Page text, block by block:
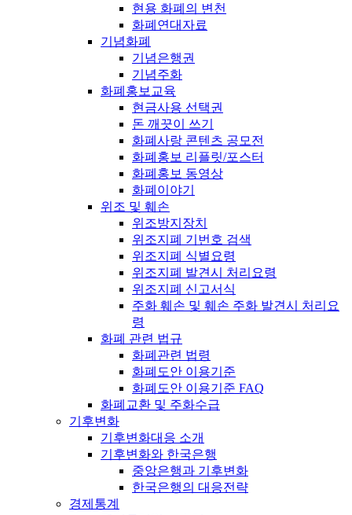
현용 화폐의 변천
화폐연대자료
기념화폐
기념은행권
기념주화
화폐홍보교육
현금사용 선택권
돈 깨끗이 쓰기
화폐사랑 콘텐츠 공모전
화폐홍보 리플릿/포스터
화폐홍보 동영상
화폐이야기
위조 및 훼손
위조방지장치
위조지폐 기번호 검색
위조지폐 식별요령
위조지폐 발견시 처리요령
위조지폐 신고서식
주화 훼손 및 훼손 주화 발견시 처리요
령
화폐 관련 법규
화폐관련 법령
화폐도안 이용기준
화폐도안 이용기준 FAQ
화폐교환 및 주화수급
기후변화
기후변화대응 소개
기후변화와 한국은행
중앙은행과 기후변화
한국은행의 대응전략
경제통계